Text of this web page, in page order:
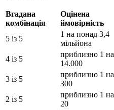
Вгадана
комбінація
Оцінена
ймовірність
5 із 5
1 на понад 3,4
мільйона
4 із 5
приблизно 1 на
14.000
3 із 5
приблизно 1 на
300
2 із 5
приблизно 1 на
20